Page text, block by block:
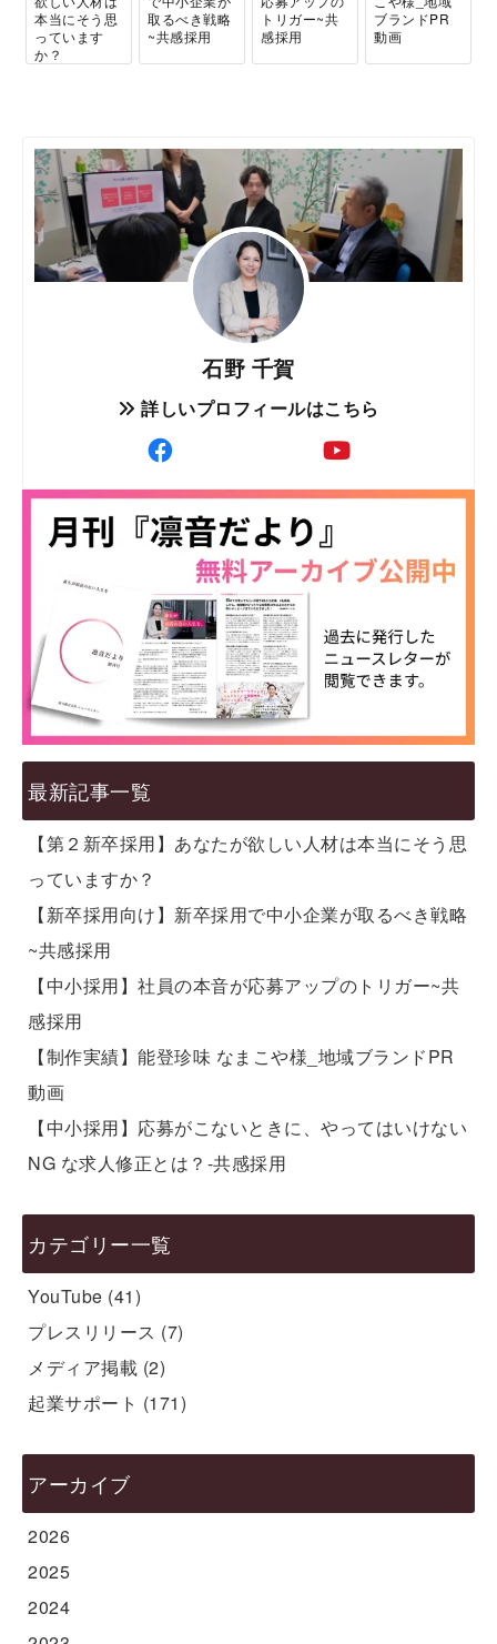
本当にそう思
っています
か？
取るべき戦略
~共感採用
トリガー~共
感採用
ブランドPR
動画
石野 千賀
詳しいプロフィールはこちら
最新記事一覧
【第２新卒採用】あなたが欲しい人材は本当にそう思
っていますか？
【新卒採用向け】新卒採用で中小企業が取るべき戦略
~共感採用
【中小採用】社員の本音が応募アップのトリガー~共
感採用
【制作実績】能登珍味 なまこや様_地域ブランドPR
動画
【中小採用】応募がこないときに、やってはいけない
NG な求人修正とは？-共感採用
カテゴリー一覧
YouTube (41)
プレスリリース (7)
メディア掲載 (2)
起業サポート (171)
アーカイブ
2026
2025
2024